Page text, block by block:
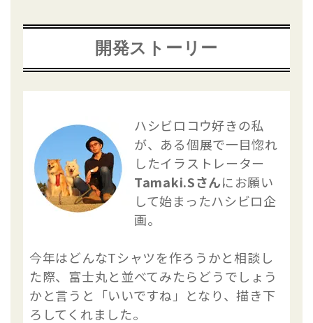
開発ストーリー
ハシビロコウ好きの私
が、ある個展で一目惚れ
したイラストレーター
Tamaki.Sさんにお願い
して始まったハシビロ企
画。
今年はどんなTシャツを作ろうかと相談し
た際、富士丸と並べてみたらどうでしょう
かと言うと「いいですね」となり、描き下
ろしてくれました。